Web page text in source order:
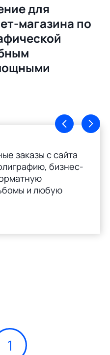
для
магазина по
заказы с сайта
бизнес-
и любую
1